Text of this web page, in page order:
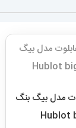
مدل بیگ بنگ